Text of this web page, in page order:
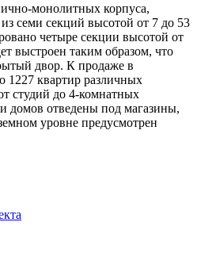
монолитных корпуса,
семи секций высотой от 7 до 53
четыре секции высотой от
выстроен таким образом, что
двор. К продаже в
1227 квартир различных
студий до 4-комнатных
домов отведены под магазины,
уровне предусмотрен